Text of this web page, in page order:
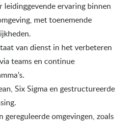
leidinggevende ervaring binnen
met toenemende
van dienst in het verbeteren
teams en continue
Six Sigma en gestructureerde
gereguleerde omgevingen, zoals